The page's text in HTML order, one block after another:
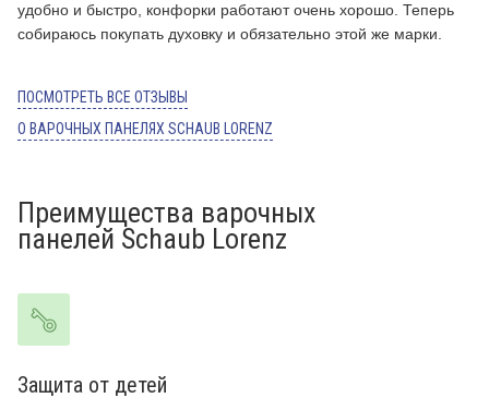
удобно и быстро, конфорки работают очень хорошо. Теперь
собираюсь покупать духовку и обязательно этой же марки.
ПОСМОТРЕТЬ ВСЕ ОТЗЫВЫ
О ВАРОЧНЫХ ПАНЕЛЯХ SCHAUB LORENZ
Преимущества варочных
панелей Schaub Lorenz
Защита от детей